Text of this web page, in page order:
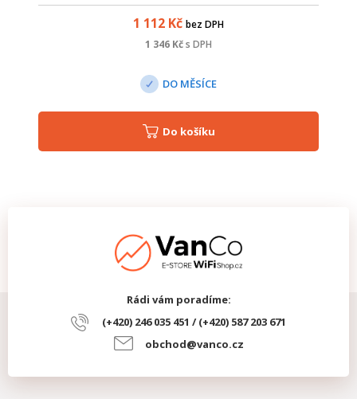
1 112 Kč bez DPH
1 346 Kčs DPH
DO MĚSÍCE
Do košíku
Rádi vám poradíme:
(+420) 246 035 451 / (+420) 587 203 671
obchod@vanco.cz